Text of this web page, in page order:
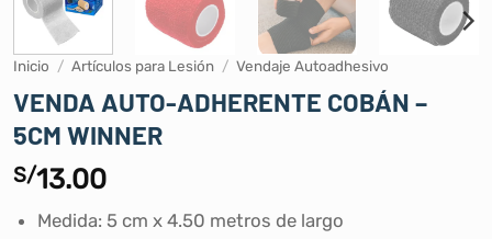
Inicio / Artículos para Lesión / Vendaje Autoadhesivo
VENDA AUTO-ADHERENTE COBÁN –
5CM WINNER
S/13.00
Medida: 5 cm x 4.50 metros de largo